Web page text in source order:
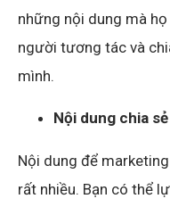
những nội dung mà
người tương tác và
mình.
Nội dung chia sẻ
Nội dung để
rất nhiều. Bạn có thể